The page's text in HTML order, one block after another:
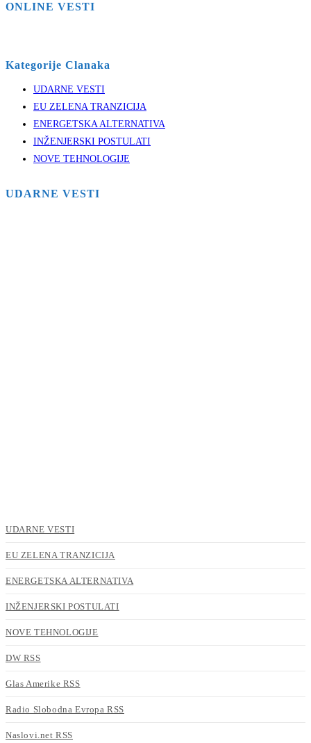
ONLINE VESTI
Kategorije Clanaka
UDARNE VESTI
EU ZELENA TRANZICIJA
ENERGETSKA ALTERNATIVA
INŽENJERSKI POSTULATI
NOVE TEHNOLOGIJE
UDARNE VESTI
UDARNE VESTI
EU ZELENA TRANZICIJA
ENERGETSKA ALTERNATIVA
INŽENJERSKI POSTULATI
NOVE TEHNOLOGIJE
DW RSS
Glas Amerike RSS
Radio Slobodna Evropa RSS
Naslovi.net RSS